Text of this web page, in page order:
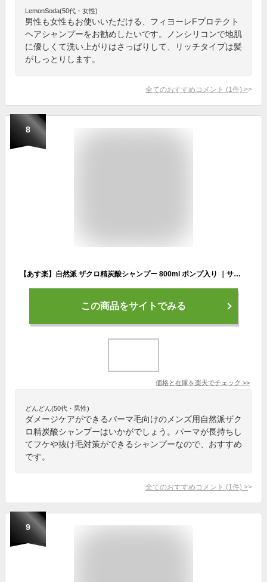
LemonSoda(50代・女性)
男性も女性もお使いいただける、フィヨーレFプロテクト
ヘアシャンプーをお勧めしたいです。ノンシリコンで地肌
に優しくて洗い上がりはさっぱりして、リッチタイプは髪
がしっとりします。
全てのおすすめコメント (1 件) >
8
【あす楽】自然派 ザクロ精炭酸シャンプー 800ml ポンプ入り ｜サニープレイス お試し ザクロシャンプー 炭酸シャンプー ザクロ精 炭酸 効果 おすすめ 白髪 抜け毛 フケ メンズ レディース ポンプ 即納可 サロン 美容室 頭皮 トリートメント 人気 プレゼント ギフト
この商品をサイトでみる
価格と在庫を楽天でチェック >>
どんどん(50代・男性)
ダメージケアができるパーマ毛向けのメンズ用自然派ザク
ロ精炭酸シャンプーはいかがでしょう。パーマが長持ちし
てフケや抜け毛対策ができるシャンプーなので、おすすめ
です。
全てのおすすめコメント (1 件) >
9